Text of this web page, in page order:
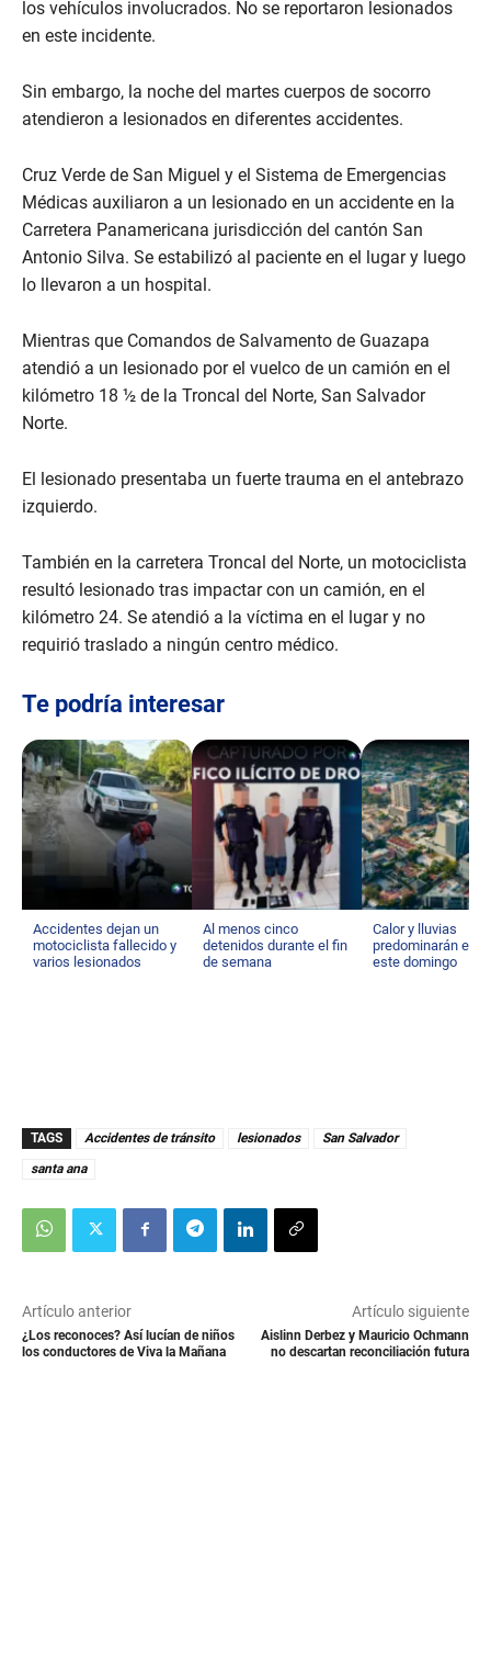
los vehículos involucrados. No se reportaron lesionados
en este incidente.
Sin embargo, la noche del martes cuerpos de socorro
atendieron a lesionados en diferentes accidentes.
Cruz Verde de San Miguel y el Sistema de Emergencias
Médicas auxiliaron a un lesionado en un accidente en la
Carretera Panamericana jurisdicción del cantón San
Antonio Silva. Se estabilizó al paciente en el lugar y luego
lo llevaron a un hospital.
Mientras que Comandos de Salvamento de Guazapa
atendió a un lesionado por el vuelco de un camión en el
kilómetro 18 ½ de la Troncal del Norte, San Salvador
Norte.
El lesionado presentaba un fuerte trauma en el antebrazo
izquierdo.
También en la carretera Troncal del Norte, un motociclista
resultó lesionado tras impactar con un camión, en el
kilómetro 24. Se atendió a la víctima en el lugar y no
requirió traslado a ningún centro médico.
Te podría interesar
Accidentes dejan un
motociclista fallecido y
varios lesionados
Al menos cinco
detenidos durante el fin
de semana
Calor y lluvias
predominarán el
este domingo
TAGS Accidentes de tránsito lesionados
San Salvador
santa ana
Artículo anterior
¿Los reconoces? Así lucían de niños
los conductores de Viva la Mañana
Artículo siguiente
Aislinn Derbez y Mauricio Ochmann
no descartan reconciliación futura